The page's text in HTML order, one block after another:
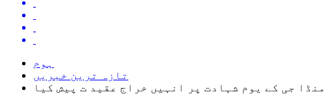
ہوم
تازہ ترین خبریں
جی کے یوم شہادت پر انہیں خراج عقید ت پیش کیا